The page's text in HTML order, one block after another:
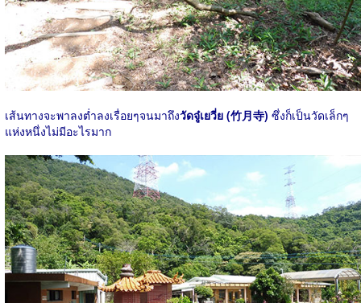
เส้นทางจะพาลงต่ำลงเรื่อยๆจนมาถึงวัดจู๋เยวี่ย (竹月寺) ซึ่งก็เป็นวัดเล็กๆ
แห่งหนึ่งไม่มีอะไรมาก